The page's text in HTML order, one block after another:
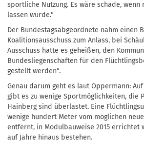
sportliche Nutzung. Es wäre schade, wenn
lassen würde.“
Der Bundestagsabgeordnete nahm einen
Koalitionsausschuss zum Anlass, bei
Ausschuss hatte es geheißen, den
Bundesliegenschaften für den
gestellt werden“.
Genau darum geht es laut Oppermann:
gibt es zu wenige Sportmöglichkeiten, die
Hainberg sind überlastet. Eine
wenige hundert Meter vom möglichen
entfernt, in Modulbauweise 2015 errichtet
auf Jahre hinaus bestehen.